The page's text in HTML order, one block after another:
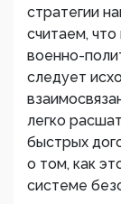
стратегии
считаем,
военно-
следует
легко
быстрых
о том, как
системе